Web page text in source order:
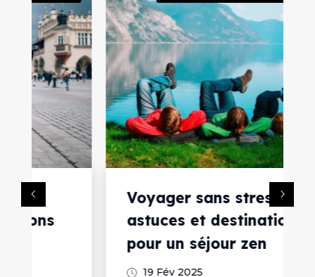
Voyager sans stress :
astuces et destinations
pour un séjour zen
19 Fév 2025